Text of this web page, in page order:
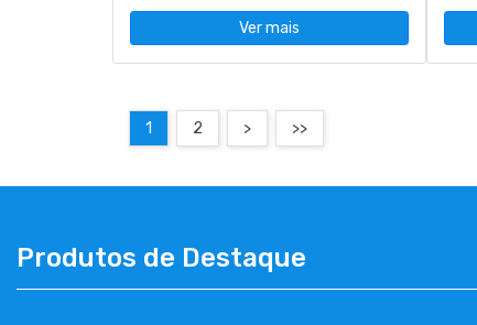
Ver mais
1 2 > >>
Produtos de Destaque